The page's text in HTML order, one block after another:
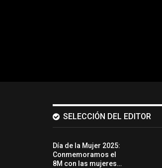
SELECCIÓN DEL EDITOR
Día de la Mujer 2025:
Conmemoramos el
8M con las mujeres…